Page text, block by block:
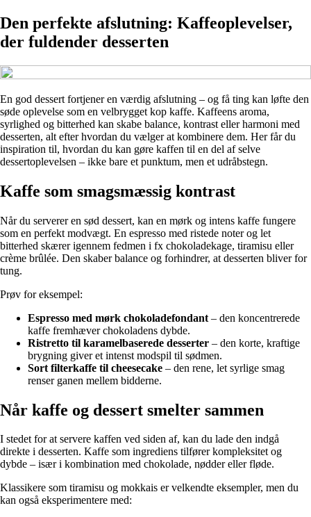
Den perfekte afslutning: Kaffeoplevelser,
der fuldender desserten
En god dessert fortjener en værdig afslutning – og få ting kan løfte den
søde oplevelse som en velbrygget kop kaffe. Kaffeens aroma,
syrlighed og bitterhed kan skabe balance, kontrast eller harmoni med
desserten, alt efter hvordan du vælger at kombinere dem. Her får du
inspiration til, hvordan du kan gøre kaffen til en del af selve
dessertoplevelsen – ikke bare et punktum, men et udråbstegn.
Kaffe som smagsmæssig kontrast
Når du serverer en sød dessert, kan en mørk og intens kaffe fungere
som en perfekt modvægt. En espresso med ristede noter og let
bitterhed skærer igennem fedmen i fx chokoladekage, tiramisu eller
crème brûlée. Den skaber balance og forhindrer, at desserten bliver for
tung.
Prøv for eksempel:
Espresso med mørk chokoladefondant – den koncentrerede
kaffe fremhæver chokoladens dybde.
Ristretto til karamelbaserede desserter – den korte, kraftige
brygning giver et intenst modspil til sødmen.
Sort filterkaffe til cheesecake – den rene, let syrlige smag
renser ganen mellem bidderne.
Når kaffe og dessert smelter sammen
I stedet for at servere kaffen ved siden af, kan du lade den indgå
direkte i desserten. Kaffe som ingrediens tilfører kompleksitet og
dybde – især i kombination med chokolade, nødder eller fløde.
Klassikere som tiramisu og mokkais er velkendte eksempler, men du
kan også eksperimentere med: